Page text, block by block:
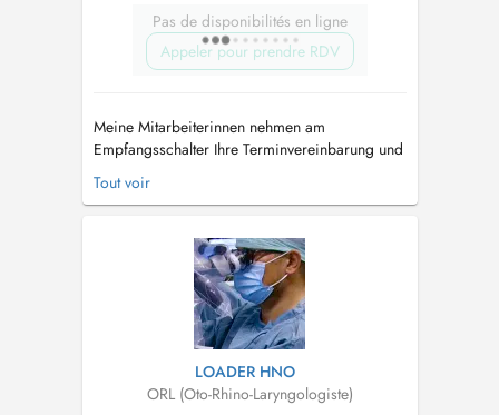
Pas de disponibilités en ligne
Appeler pour prendre RDV
Meine Mitarbeiterinnen nehmen am
Empfangsschalter Ihre Terminvereinbarung und
Ihre Anmeldung in der Ordination entgegen
und stehen mit Rat und Tat zur Seite. Im Rahmen
Beschwerden erhoben und die Organe des
HNO-Bereichs (Ohren, Nase, Mund/Rachen,
Tout voir
LOADER HNO
ORL (Oto-Rhino-Laryngologiste)